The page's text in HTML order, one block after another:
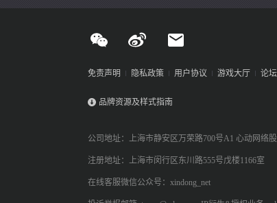
免责声明 隐私政策 用户协议 游戏大厅 论坛
品牌资源及样式指南
公司地址：上海市静安区万荣路700号A1 心动网络
注册地址：上海市闵行区东川路555号戊楼1166室
在线客服微信公众号：xindong_net